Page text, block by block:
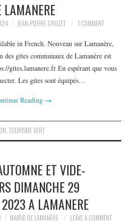
LAMANERE
JEAN-PIERRE CRUZET 1 COMMENT
in French. Nouveau sur Lamanère,
gites communaux de Lamanère est
gites.lamanere.fr En espérant que vous
Les gites sont équipés…
Reading →
, TOURISME VERT
ET VIDE-
DIMANCHE 29
2023 A LAMANERE
MAIRIE DE LAMANÈRE LEAVE A COMMENT